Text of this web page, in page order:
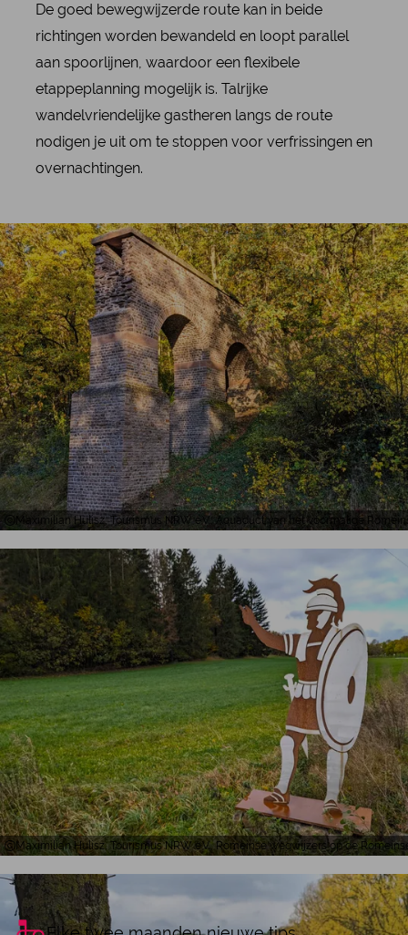
De goed bewegwijzerde route kan in beide
richtingen worden bewandeld en loopt parallel
aan spoorlijnen, waardoor een flexibele
etappeplanning mogelijk is. Talrijke
wandelvriendelijke gastheren langs de route
nodigen je uit om te stoppen voor verfrissingen en
overnachtingen.
Maximilian Hulisz, Tourismus NRW e.V., Aquaduct van het voormalige
Maximilian Hulisz, Tourismus NRW e.V., Romeinse wegwijzers op de